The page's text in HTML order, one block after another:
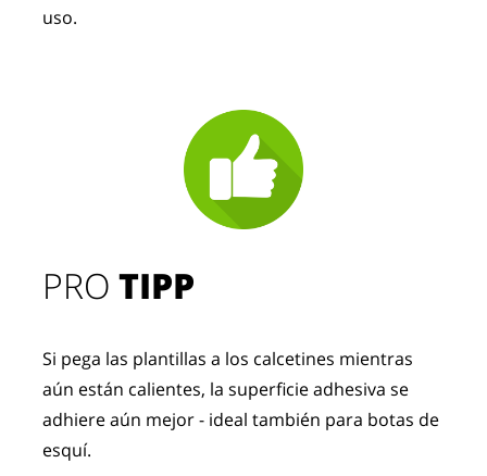
PROTIPP
Si pega las plantillas a los calcetines mientras
aún están calientes, la superficie adhesiva se
adhiere aún mejor - ideal también para botas de
esquí.
uso.